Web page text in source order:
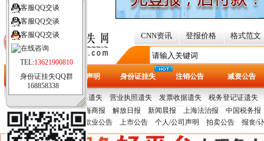
[切换城市]
CNN资讯 登报价格 格式范文
首页 遗失声明 身份证挂失 注销公告 减资公告
热门证件： 提单/保单遗失 营业执照遗失 发票收据遗失 税务登记证遗失
多 青年报
报纸刊例： 文汇报 上海商报 解放日报 新闻晨报 上海法治报
中国税务报
声明公告： 变更公告 歇业公告 上市公告 个人/公司声明 拍卖公告 报丧/
客服QQ交谈
客服QQ交谈
客服QQ交谈
TEL:13621900810
身份证挂失QQ群
168858338